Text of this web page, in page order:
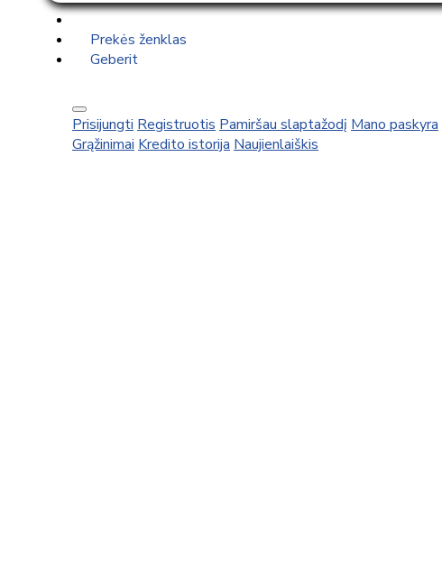
Prekės ženklas
Geberit
Prisijungti Registruotis Pamiršau slaptažodį Mano paskyra
Grąžinimai Kredito istorija Naujienlaiškis